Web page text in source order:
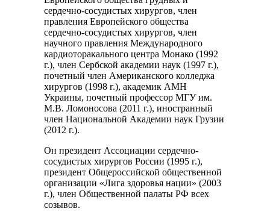
сердечно-сосудистых хирургов, член
правления Европейского общества
сердечно-сосудистых хирургов, член
научного правления Международного
кардиоторакального центра Монако (1992
г.), член Сербской академии наук (1997 г.),
почетный член Американского колледжа
хирургов (1998 г.), академик АМН
Украины, почетный профессор МГУ им.
М.В. Ломоносова (2011 г.), иностранный
член Национальной Академии наук Грузии
(2012 г.).
Он президент Ассоциации сердечно-
сосудистых хирургов России (1995 г.),
президент Общероссийской общественной
организации «Лига здоровья нации» (2003
г.), член Общественной палаты РФ всех
созывов.